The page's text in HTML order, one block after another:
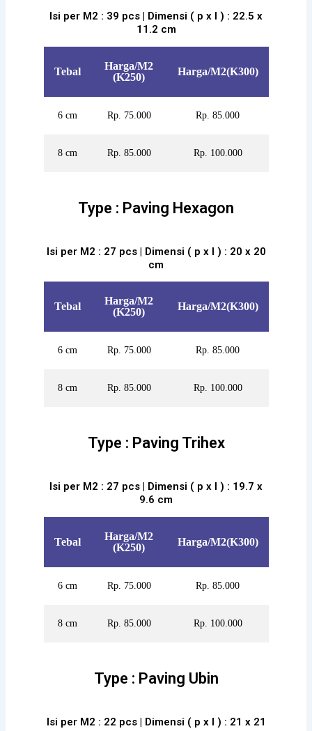
Isi per M2 : 39 pcs | Dimensi ( p x l ) : 22.5 x
11.2 cm
Tebal
Harga/M2
(K250)
Harga/M2(K300)
6 cm Rp. 75.000 Rp. 85.000
8 cm Rp. 85.000 Rp. 100.000
Type : Paving Hexagon
Isi per M2 : 27 pcs | Dimensi ( p x l ) : 20 x 20
cm
Tebal
Harga/M2
(K250)
Harga/M2(K300)
6 cm Rp. 75.000 Rp. 85.000
8 cm Rp. 85.000 Rp. 100.000
Type : Paving Trihex
Isi per M2 : 27 pcs | Dimensi ( p x l ) : 19.7 x
9.6 cm
Tebal
Harga/M2
(K250)
Harga/M2(K300)
6 cm Rp. 75.000 Rp. 85.000
8 cm Rp. 85.000 Rp. 100.000
Type : Paving Ubin
Isi per M2 : 22 pcs | Dimensi ( p x l ) : 21 x 21